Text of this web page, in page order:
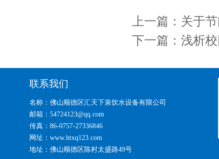
上一篇： 关于
下一篇： 浅析
联系我们
名称：佛山顺德区汇天下泉饮水设备有限公司
邮箱：54724123@qq.com
传真：86-0757-27336846
网址：www.htxq123.com
地址：佛山顺德区陈村太盛路49号